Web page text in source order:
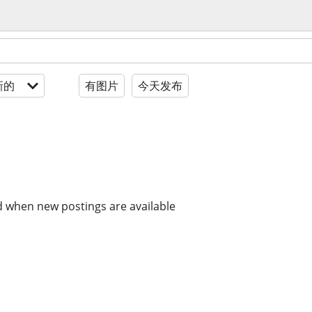
的 有图片 今天发布
new postings are available